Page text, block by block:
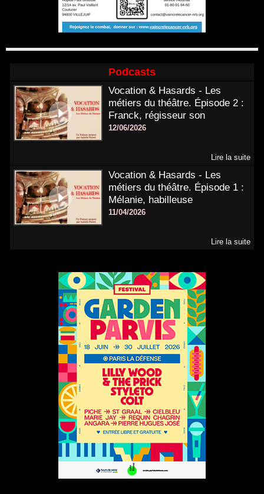
Podcasts
Vocation & Hasards - Les
métiers du théâtre. Épisode 2 :
Franck, régisseur son
12/06/2026
Lire la suite
Vocation & Hasards - Les
métiers du théâtre. Épisode 1 :
Mélanie, habilleuse
11/04/2026
Lire la suite